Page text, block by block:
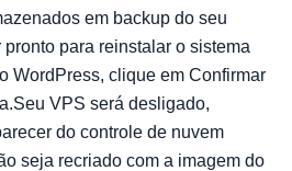
em backup do seu
para reinstalar o sistema
WordPress, clique em Confirmar
VPS será desligado,
do controle de nuvem
seja recriado com a imagem do